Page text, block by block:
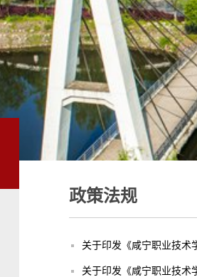
政策法规
关于印发《咸宁职业技术
关于印发《咸宁职业技术